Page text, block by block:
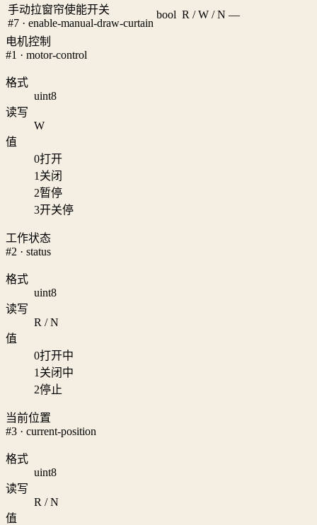
手动拉窗帘使能开关
#7 · enable-manual-draw-curtain
bool R / W / N —
电机控制
#1 · motor-control
格式
uint8
读写
W
值
0打开
1 关闭
2暂停
3开关停
工作状态
#2 · status
格式
uint8
读写
R / N
值
0打开中
1 关闭中
2停止
当前位置
#3 · current-position
格式
uint8
读写
R / N
值